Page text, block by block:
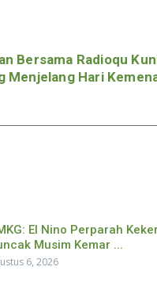
Bersama Radioqu
Menjelang Hari
El Nino Perparah
Musim Kemar ...
6, 2026